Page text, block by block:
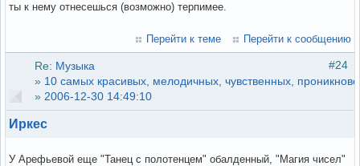
ты к нему отнесешься (возможно) терпимее.
Перейти к теме Перейти к сообщению
#24
Re: Музыка
» 10 самых красивых, мелодичных, чувственных,
» 2006-12-30 14:49:10
Иркес
У Арефьевой еще "Танец с полотенцем" обалденный, "Магия чисел"